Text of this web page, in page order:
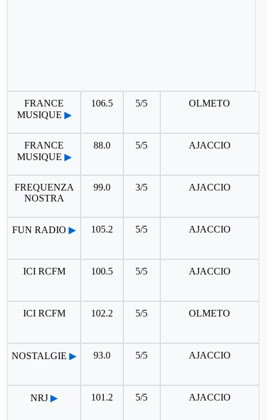
FRANCE
MUSIQUE ▶
106.5 5/5 OLMETO
FRANCE
MUSIQUE ▶
88.0 5/5 AJACCIO
FREQUENZA
NOSTRA
99.0 3/5 AJACCIO
FUN RADIO ▶ 105.2 5/5 AJACCIO
ICI RCFM 100.5 5/5 AJACCIO
ICI RCFM 102.2 5/5 OLMETO
NOSTALGIE ▶ 93.0 5/5 AJACCIO
NRJ ▶ 101.2 5/5 AJACCIO